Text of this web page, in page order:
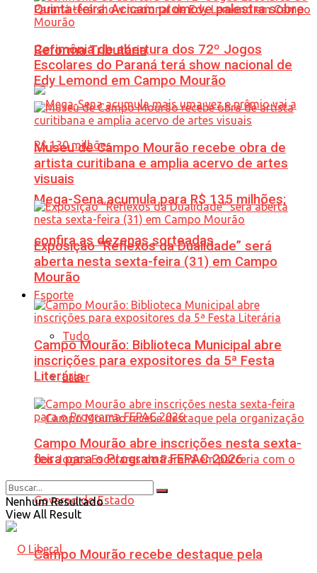
Quinta-feira: Acicam promove palestra sobre
Reforma Tributária
Mega-Sena acumula para R$ 135 milhões;
confira as dezenas sorteadas
Esporte
Tudo
Lazer
Campo Mourão recebe destaque pela
Cerimônia de abertura dos 72º Jogos
Escolares do Paraná terá show nacional de
Edy Lemond em Campo Mourão
Museu de Campo Mourão recebe obra de
artista curitibana e amplia acervo de artes
visuais
Exposição “Reflexos da Dualidade” será
aberta nesta sexta-feira (31) em Campo
Mourão
Campo Mourão: Biblioteca Municipal abre
inscrições para expositores da 5ª Festa
Literária
Campo Mourão abre inscrições nesta sexta-
feira para o Programa FEPAC 2026
Nenhum Resultado
View All Result